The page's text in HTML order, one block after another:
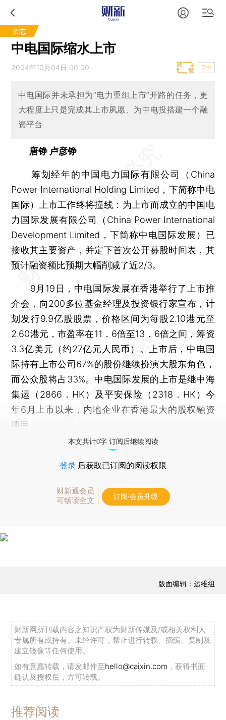
杂志
中电国际缩水上市
2004年10月04日 00:00 T中
中电国际并未承担为“电力重组上市”开路的任务，更
大程度上只是完成其上市夙愿、为中电投搭建一个融
资平台
唐铮 卢彦铮
筹划经年的中国电力国际有限公司（China
Power International Holding Limited，下简称中电
国际）上市工作终将撞线：为上市而成立的中国电
力国际发展有限公司（China Power International
Development Limited，下简称中电国际发展）已
接收其主要资产，并定下首次公开募股时间表，其
预计融资额比预期大幅削减了近2/3。
9月19日，中电国际发展在香港举行了上市推
介会，向200多位基金经理及投资银行家宣布，计
划发行9.9亿股股票，价格区间为每股2.10港元至
2.60港元，市盈率在11．6倍至13．6倍之间，筹资
3.3亿美元（约27亿元人民币）。上市后，中电国
际持有上市公司67%的股份继续扮演大股东角色，
而公众股将占33%。中电国际发展的上市是继中海
集运（2866．HK）及平安保险（2318．HK）今
年6月上市以来，内地企业在香港最大的股权融资
项目。
本文共计0字 订阅后继续阅读
登录 后获取已订阅的阅读权限
财新通会员
可畅读全文
订阅/会员升级
版面编辑：运维组
财新网所刊载内容之知识产权为财新传媒及/或相关权利人
专属所有或持有。未经许可，禁止进行转载、摘编、复制及
建立镜像等任何使用。
如有意愿转载，请发邮件至hello@caixin.com ，获得书面
确认及授权后，方可转载。
推荐阅读